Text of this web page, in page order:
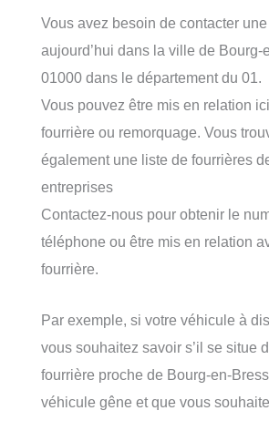
Vous avez besoin de contacter
aujourd’hui dans la ville de Bourg-
01000 dans le département du 01.
Vous pouvez être mis en relation
fourrière ou remorquage. Vous
également une liste de fourrières
entreprises
Contactez-nous pour obtenir le
téléphone ou être mis en relation
fourrière.
Par exemple, si votre véhicule à
vous souhaitez savoir s’il se situe
fourrière proche de Bourg-en-
véhicule gêne et que vous